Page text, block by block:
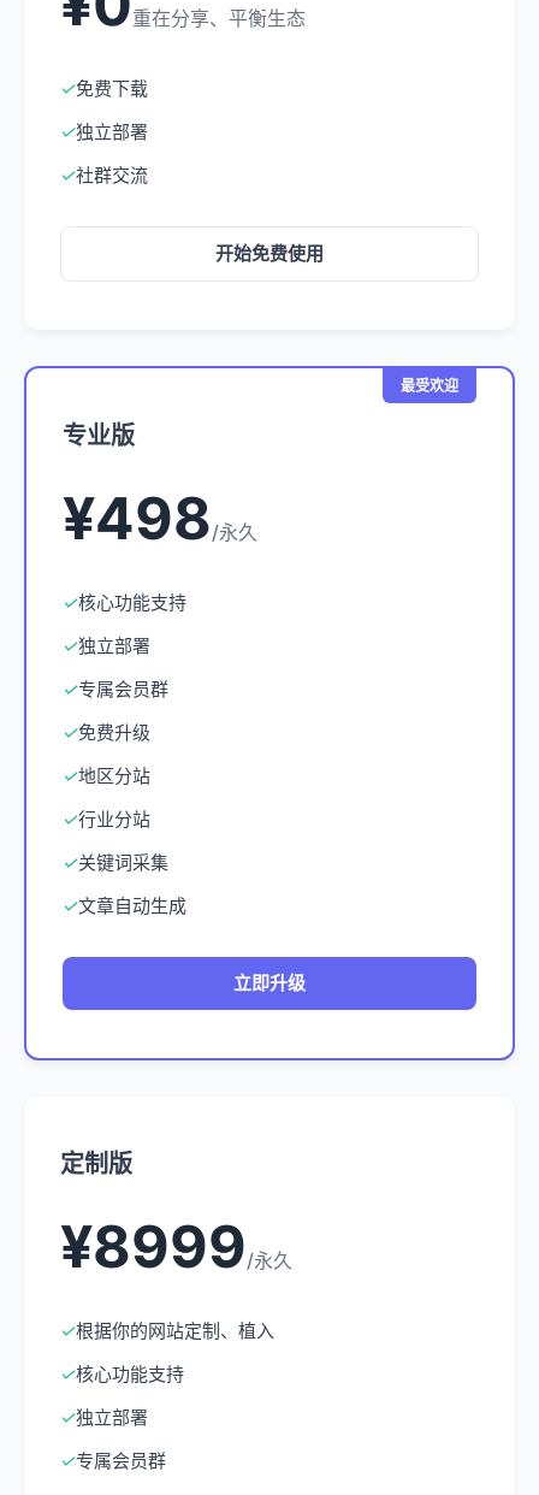
重在分享、平衡生态
✓免费下载
✓独立部署
✓社群交流
开始免费使用
最受欢迎
专业版
¥498/永久
✓核心功能支持
✓独立部署
✓专属会员群
✓免费升级
✓地区分站
✓行业分站
✓关键词采集
✓文章自动生成
立即升级
定制版
¥8999/永久
✓根据你的网站定制、植入
✓核心功能支持
✓独立部署
✓专属会员群